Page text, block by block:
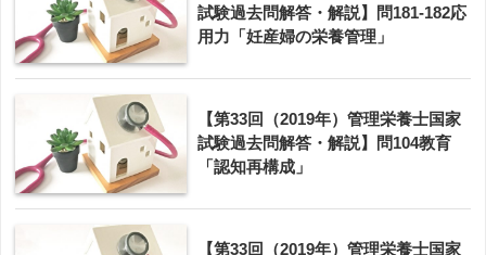
試験過去問解答・解説】問181-182応
用力「妊産婦の栄養管理」
【第33回（2019年）管理栄養士国家
試験過去問解答・解説】問104教育
「認知再構成」
【第33回（2019年）管理栄養士国家